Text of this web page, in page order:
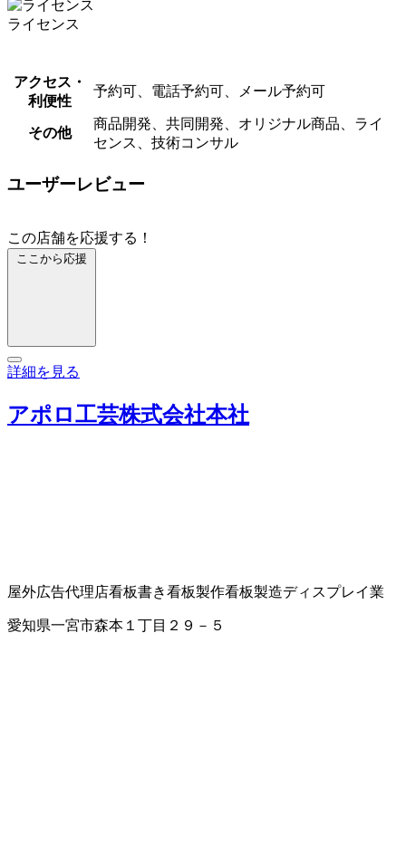
ライセンス
アクセス・
利便性
予約可、電話予約可、メール予約可
その他
商品開発、共同開発、オリジナル商品、ライ
センス、技術コンサル
ユーザーレビュー
この店舗を応援する！
ここから応援
詳細を見る
アポロ工芸株式会社本社
屋外広告代理店看板書き看板製作看板製造ディスプレイ業
愛知県一宮市森本１丁目２９－５